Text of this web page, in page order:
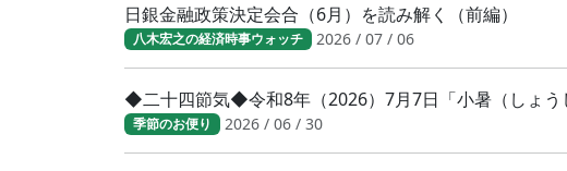
日銀金融政策決定会合（6月）を読み解く（前編）
八木宏之の経済時事ウォッチ 2026 / 07 / 06
◆二十四節気◆令和8年（2026）7月7日「小暑（しょ
季節のお便り 2026 / 06 / 30